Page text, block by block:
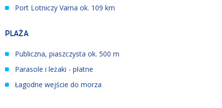
Port Lotniczy Varna ok. 109 km
PLAŻA
Publiczna, piaszczysta ok. 500 m
Parasole i leżaki - płatne
Łagodne wejście do morza